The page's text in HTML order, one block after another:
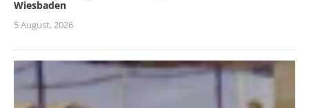
Wiesbaden
5 August, 2026